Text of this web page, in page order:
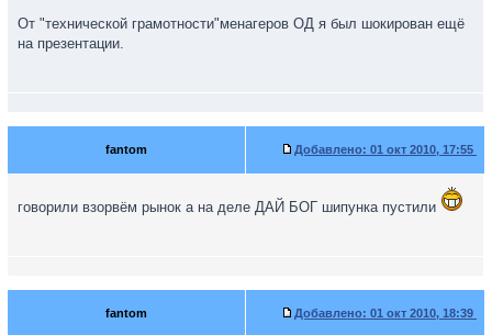
От "технической грамотности"менагеров ОД я был шокирован ещё
на презентации.
fantom Добавлено: 01 окт 2010, 17:55
говорили взорвём рынок а на деле ДАЙ БОГ шипунка пустили
fantom Добавлено: 01 окт 2010, 18:39